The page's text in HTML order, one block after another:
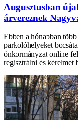
Augusztusban
árvereznek
Ebben a hónapban
parkolóhelyeket
önkormányzat online
regisztrálni és kérelmet